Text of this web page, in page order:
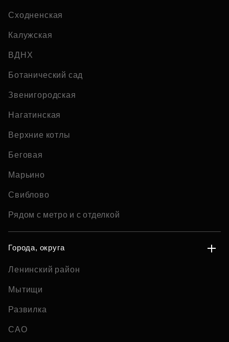
Сходненская
Калужская
ВДНХ
Ботанический сад
Звенигородская
Нагатинская
Верхние котлы
Беговая
Марьино
Свиблово
Рядом с метро и с отделкой
Города, округа
Ленинский район
Мытищи
Развилка
САО